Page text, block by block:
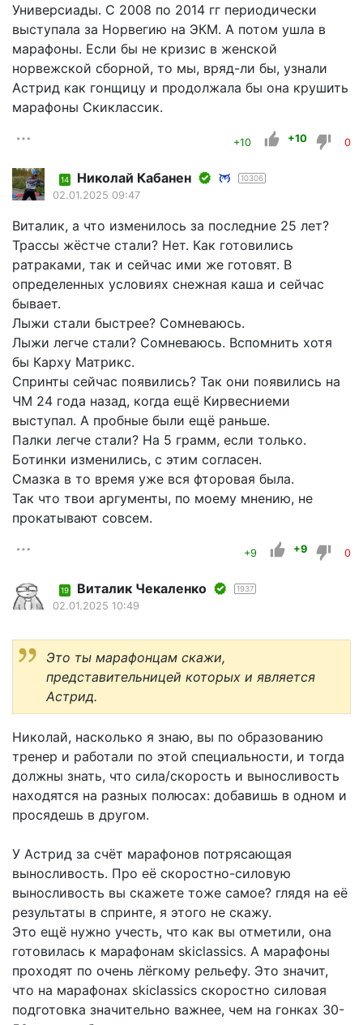
Универсиады. С 2008 по 2014 гг периодически
выступала за Норвегию на ЭКМ. А потом ушла в
марафоны. Если бы не кризис в женской
норвежской сборной, то мы, вряд-ли бы, узнали
Астрид как гонщицу и продолжала бы она крушить
марафоны Скиклассик.
+10 +10 0
14 Николай Кабанен 10306
02.01.2025 09:47
Виталик, а что изменилось за последние 25 лет?
Трассы жёстче стали? Нет. Как готовились
ратраками, так и сейчас ими же готовят. В
определенных условиях снежная каша и сейчас
бывает.
Лыжи стали быстрее? Сомневаюсь.
Лыжи легче стали? Сомневаюсь. Вспомнить хотя
бы Карху Матрикс.
Спринты сейчас появились? Так они появились на
ЧМ 24 года назад, когда ещё Кирвесниеми
выступал. А пробные были ещё раньше.
Палки легче стали? На 5 грамм, если только.
Ботинки изменились, с этим согласен.
Смазка в то время уже вся фторовая была.
Так что твои аргументы, по моему мнению, не
прокатывают совсем.
+9 +9 0
19 Виталик Чекаленко 1937
02.01.2025 10:49
Это ты марафонцам скажи,
представительницей которых и является
Астрид.
Николай, насколько я знаю, вы по образованию
тренер и работали по этой специальности, и тогда
должны знать, что сила/скорость и выносливость
находятся на разных полюсах: добавишь в одном и
просядешь в другом.
У Астрид за счёт марафонов потрясающая
выносливость. Про её скоростно-силовую
выносливость вы скажете тоже самое? глядя на её
результаты в спринте, я этого не скажу.
Это ещё нужно учесть, что как вы отметили, она
готовилась к марафонам skiclassics. А марафоны
проходят по очень лёгкому рельефу. Это значит,
что на марафонах skiclassics скоростно силовая
подготовка значительно важнее, чем на гонках 30-